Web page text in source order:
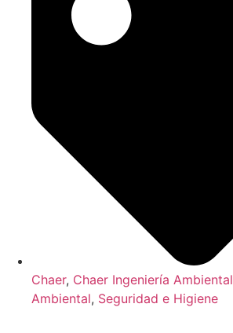
Chaer, Chaer Ingeniería Ambiental
Ambiental, Seguridad e Higiene